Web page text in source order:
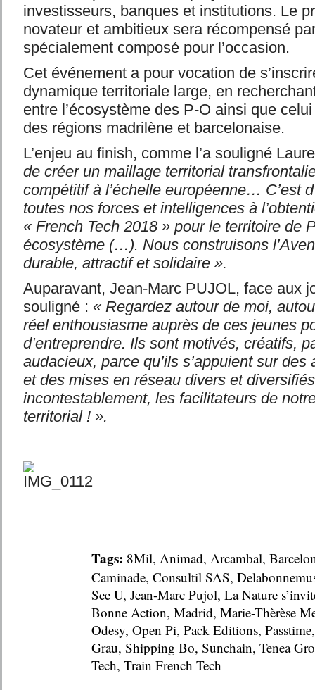
investisseurs, banques et institutions. Le
novateur et ambitieux sera récompensé
spécialement composé pour l’occasion.
Cet événement a pour vocation de
dynamique territoriale large, en
entre l’écosystème des P-O ainsi que
des régions madrilène et barcelonaise.
L’enjeu au finish, comme l’a souligné
de créer un maillage territorial
compétitif à l’échelle européenne… C’est
toutes nos forces et intelligences à
« French Tech 2018 » pour le territoire de
écosystème (…). Nous construisons
durable, attractif et solidaire ».
Auparavant, Jean-Marc PUJOL, face aux
souligné : « Regardez autour de moi,
réel enthousiasme auprès de ces jeunes
d’entreprendre. Ils sont motivés, créatifs,
audacieux, parce qu’ils s’appuient sur
et des mises en réseau divers et
incontestablement, les facilitateurs de
territorial ! ».
Tags: 8Mil, Animad, Arcambal,
Caminade, Consultil SAS,
See U, Jean-Marc Pujol, La Nature
Bonne Action, Madrid, Marie-Thèrèse
Odesy, Open Pi, Pack Editions, Passtime
Grau, Shipping Bo, Sunchain, Tenea
Tech, Train French Tech